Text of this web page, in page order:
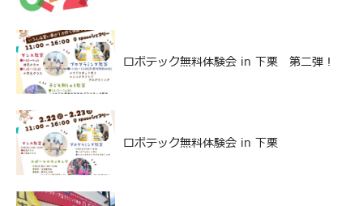
ロボテック無料体験会 in 下栗 第二弾！
ロボテック無料体験会 in 下栗